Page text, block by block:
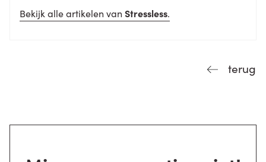
Bekijk alle artikelen van Stressless.
terug